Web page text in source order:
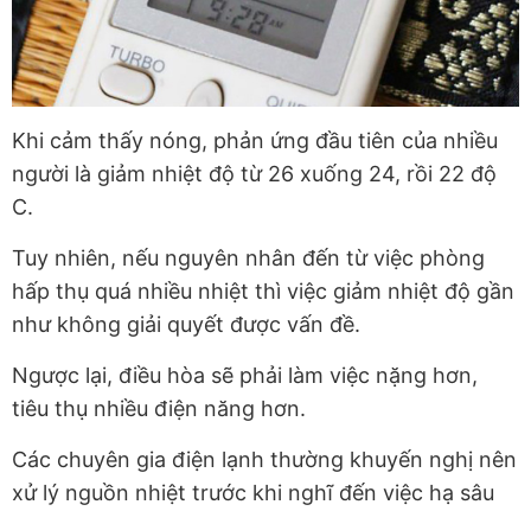
Khi cảm thấy nóng, phản ứng đầu tiên của nhiều
người là giảm nhiệt độ từ 26 xuống 24, rồi 22 độ
C.
Tuy nhiên, nếu nguyên nhân đến từ việc phòng
hấp thụ quá nhiều nhiệt thì việc giảm nhiệt độ gần
như không giải quyết được vấn đề.
Ngược lại, điều hòa sẽ phải làm việc nặng hơn,
tiêu thụ nhiều điện năng hơn.
Các chuyên gia điện lạnh thường khuyến nghị nên
xử lý nguồn nhiệt trước khi nghĩ đến việc hạ sâu